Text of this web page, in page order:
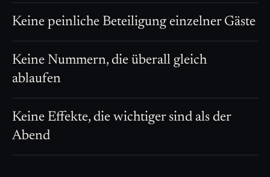
Keine peinliche Beteiligung einzelner Gäste
Keine Nummern, die überall gleich
ablaufen
Keine Effekte, die wichtiger sind als der
Abend